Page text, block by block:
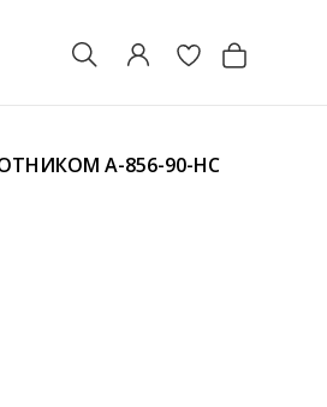
A-856-90-HC